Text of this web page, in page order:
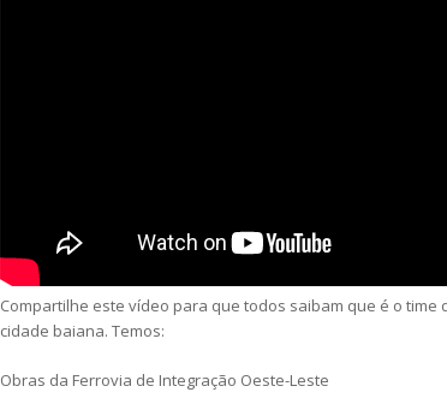
Compartilhe este vídeo para que todos saibam que é o
cidade baiana. Temos:
Obras da Ferrovia de Integração Oeste-Leste